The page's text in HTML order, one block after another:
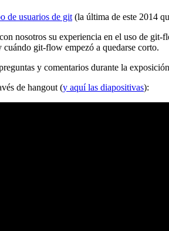
de usuarios de git (la última de este 2014
nosotros su experiencia en el uso de
git-flow empezó a quedarse corto.
y comentarios durante la
de hangout (y aquí las diapositivas):